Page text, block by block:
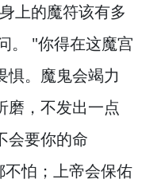
上的魔符该有多
。
"你得在这魔宫
。 魔鬼会竭力
， 不发出一点
会要你的命
怕；上帝会保佑